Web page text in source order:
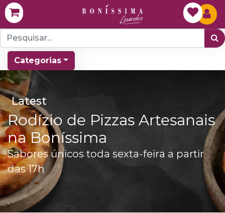
Categorias
Latest
Rodízio de Pizzas Artesanais
na Boníssima
Sabores únicos toda sexta-feira a partir
das 17h